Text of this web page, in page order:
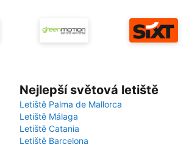
Nejlepší světová letiště
Letiště Palma de Mallorca
Letiště Málaga
Letiště Catania
Letiště Barcelona